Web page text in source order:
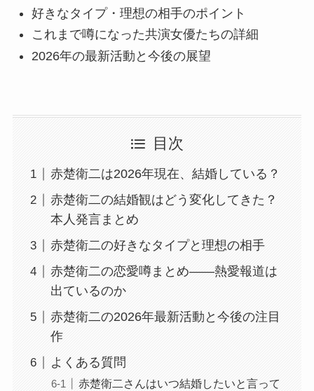
好きなタイプ・理想の相手のポイント
これまで噂になった共演女優たちの詳細
2026年の最新活動と今後の展望
目次
赤楚衛二は2026年現在、結婚している？
赤楚衛二の結婚観はどう変化してきた？
本人発言まとめ
赤楚衛二の好きなタイプと理想の相手
赤楚衛二の恋愛噂まとめ――熱愛報道は
出ているのか
赤楚衛二の2026年最新活動と今後の注目
作
よくある質問
赤楚衛二さんはいつ結婚したいと言って